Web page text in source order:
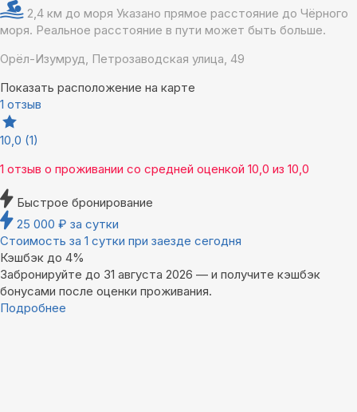
2,4 км до моря Указано прямое расстояние до Чёрного
моря. Реальное расстояние в пути может быть больше.
Орёл-Изумруд, Петрозаводская улица, 49
Показать расположение на карте
1 отзыв
10,0 (1)
1 отзыв о проживании со средней оценкой 10,0 из 10,0
Быстрое бронирование
25 000 ₽ за сутки
Стоимость за 1 сутки при заезде сегодня
Кэшбэк до 4%
Забронируйте до 31 августа 2026 — и получите кэшбэк
бонусами после оценки проживания.
Подробнее